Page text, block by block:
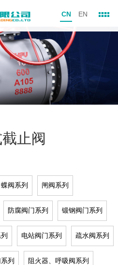
CN EN
止阀
蝶阀系列 闸阀系列
防腐阀门系列 锻钢阀门系列
电站阀门系列 疏水阀系列
列 阻火器、呼吸阀系列